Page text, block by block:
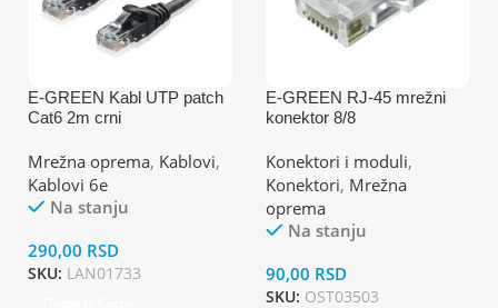
E-GREEN Kabl UTP patch
Cat6 2m crni
Mrežna oprema, Kablovi,
Kablovi 6e
Na stanju
290,00 RSD
SKU: LAN01733
E-GREEN RJ-45 mrežni
konektor 8/8
Konektori i moduli,
Konektori, Mrežna
oprema
Na stanju
90,00 RSD
SKU: OST03503